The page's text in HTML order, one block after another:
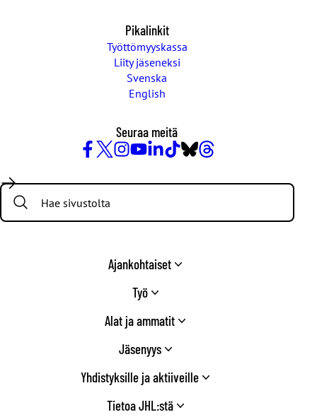
Pikalinkit
Työttömyyskassa
Liity jäseneksi
Svenska
English
Seuraa meitä
/
Twitter
Search:
Ajankohtaiset
Työ
Alat ja ammatit
Jäsenyys
Yhdistyksille ja aktiiveille
Tietoa JHL:stä